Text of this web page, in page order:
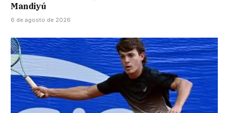
Mandiyú
6 de agosto de 2026